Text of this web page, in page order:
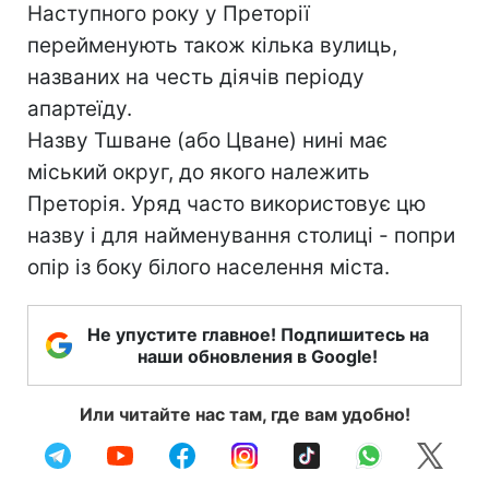
Наступного року у Преторії
перейменують також кілька вулиць,
названих на честь діячів періоду
апартеїду.
Назву Тшване (або Цване) нині має
міський округ, до якого належить
Преторія. Уряд часто використовує цю
назву і для найменування столиці - попри
опір із боку білого населення міста.
Не упустите главное! Подпишитесь на
наши обновления в Google!
Или читайте нас там, где вам удобно!